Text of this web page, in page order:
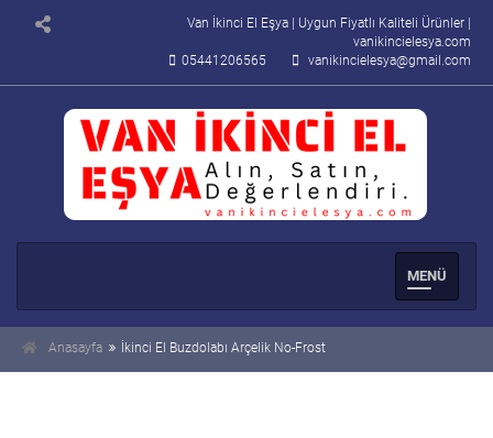
Van İkinci El Eşya | Uygun Fiyatlı Kaliteli Ürünler |
vanikincielesya.com
05441206565
vanikincielesya@gmail.com
Men�
Anasayfa İkinci El Buzdolabı Arçelik No-Frost